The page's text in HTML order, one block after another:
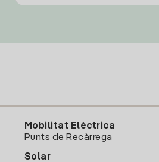
Mobilitat Elèctrica
Punts de Recàrrega
Solar